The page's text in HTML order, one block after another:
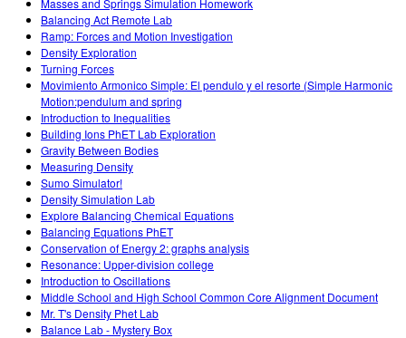
Masses and Springs Simulation Homework
Balancing Act Remote Lab
Ramp: Forces and Motion Investigation
Density Exploration
Turning Forces
Movimiento Armonico Simple: El pendulo y el resorte (Simple Harmonic
Motion:pendulum and spring
Introduction to Inequalities
Building Ions PhET Lab Exploration
Gravity Between Bodies
Measuring Density
Sumo Simulator!
Density Simulation Lab
Explore Balancing Chemical Equations
Balancing Equations PhET
Conservation of Energy 2: graphs analysis
Resonance: Upper-division college
Introduction to Oscillations
Middle School and High School Common Core Alignment Document
Mr. T's Density Phet Lab
Balance Lab - Mystery Box